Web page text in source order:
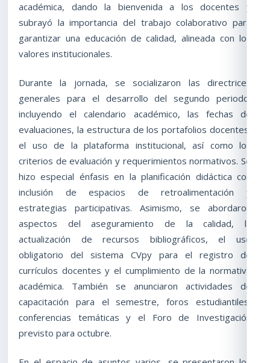
académica, dando la bienvenida a los docentes y
subrayó la importancia del trabajo colaborativo para
garantizar una educación de calidad, alineada con los
valores institucionales.
Durante la jornada, se socializaron las directrices
generales para el desarrollo del segundo periodo,
incluyendo el calendario académico, las fechas de
evaluaciones, la estructura de los portafolios docentes,
el uso de la plataforma institucional, así como los
criterios de evaluación y requerimientos normativos. Se
hizo especial énfasis en la planificación didáctica con
inclusión de espacios de retroalimentación y
estrategias participativas. Asimismo, se abordaron
aspectos del aseguramiento de la calidad, la
actualización de recursos bibliográficos, el uso
obligatorio del sistema CVpy para el registro de
currículos docentes y el cumplimiento de la normativa
académica. También se anunciaron actividades de
capacitación para el semestre, foros estudiantiles,
conferencias temáticas y el Foro de Investigación
previsto para octubre.